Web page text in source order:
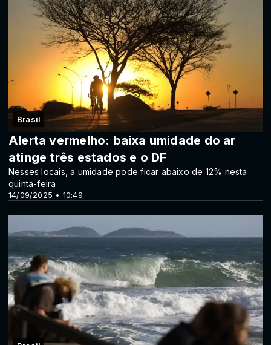
Brasil
14/09/2025 • 10:49
Alerta vermelho: baixa umidade do ar
atinge três estados e o DF
Nesses locais, a umidade pode ficar abaixo de 12% nesta
quinta-feira